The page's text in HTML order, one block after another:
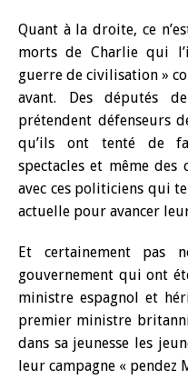
Quant à la droite, ce
morts de Charlie qui
guerre de civilisation »
avant. Des députés
prétendent défenseurs
qu’ils ont tenté de
spectacles et même des
avec ces politiciens qui
actuelle pour avancer
Et certainement pas
gouvernement qui ont
ministre espagnol et
premier ministre
dans sa jeunesse les
leur campagne « pendez